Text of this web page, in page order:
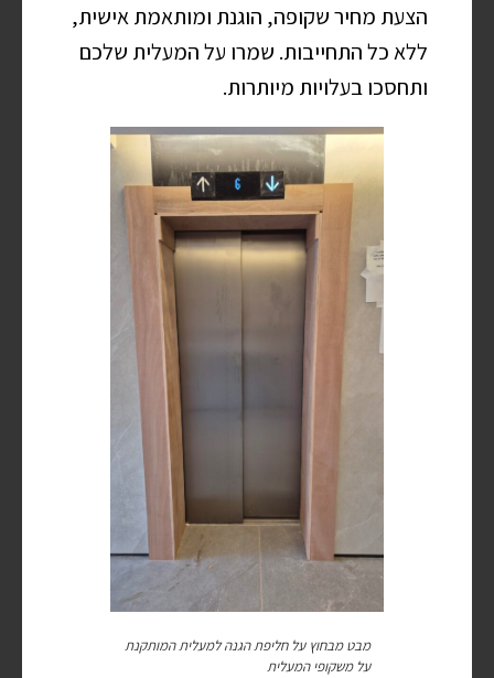
הצעת מחיר שקופה, הוגנת ומותאמת אישית,
ללא כל התחייבות. שמרו על המעלית שלכם
ותחסכו בעלויות מיותרות.
מבט מבחוץ על חליפת הגנה למעלית המותקנת
על משקופי המעלית